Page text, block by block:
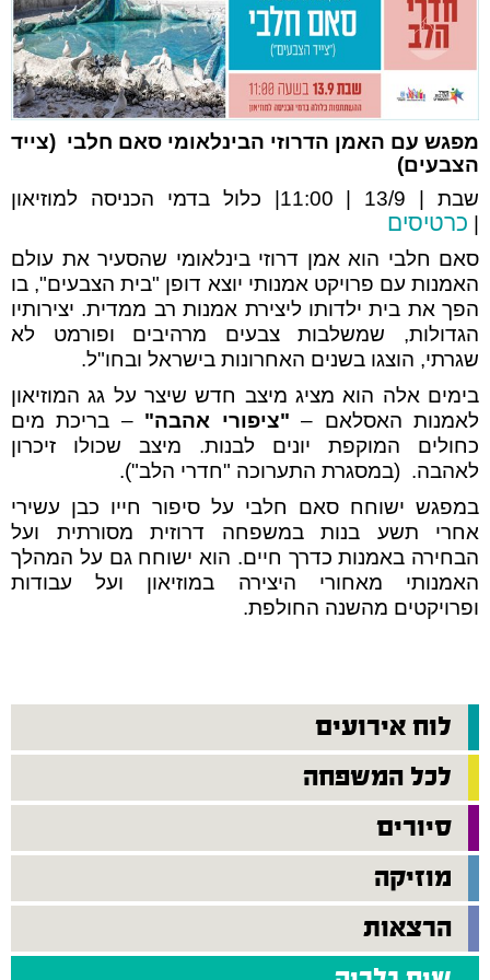
מפגש עם האמן הדרוזי הבינלאומי סאם חלבי (צייד
הצבעים)
שבת | 13/9 | 11:00| כלול בדמי הכניסה למוזיאון
כרטיסים
סאם חלבי הוא אמן דרוזי בינלאומי שהסעיר את עולם
האמנות עם פרויקט אמנותי יוצא דופן "בית הצבעים", בו
הפך את בית ילדותו ליצירת אמנות רב ממדית. יצירותיו
הגדולות, שמשלבות צבעים מרהיבים ופורמט לא
שגרתי, הוצגו בשנים האחרונות בישראל ובחו"ל.
בימים אלה הוא מציג מיצב חדש שיצר על גג המוזיאון
לאמנות האסלאם – "ציפורי אהבה" – בריכת מים
כחולים המוקפת יונים לבנות. מיצב שכולו זיכרון
לאהבה. (במסגרת התערוכה "חדרי הלב").
במפגש ישוחח סאם חלבי על סיפור חייו כבן עשירי
אחרי תשע בנות במשפחה דרוזית מסורתית ועל
הבחירה באמנות כדרך חיים. הוא ישוחח גם על המהלך
האמנותי מאחורי היצירה במוזיאון ועל עבודות
ופרויקטים מהשנה החולפת.
לוח אירועים
לכל המשפחה
סיורים
מוזיקה
הרצאות